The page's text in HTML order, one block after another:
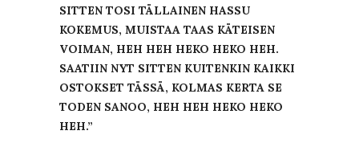
SITTEN TOSI TÄLLAINEN HASSU
KOKEMUS, MUISTAA TAAS KÄTEISEN
VOIMAN, HEH HEH HEKO HEKO HEH.
SAATIIN NYT SITTEN KUITENKIN KAIKKI
OSTOKSET TÄSSÄ, KOLMAS KERTA SE
TODEN SANOO, HEH HEH HEKO HEKO
HEH.”